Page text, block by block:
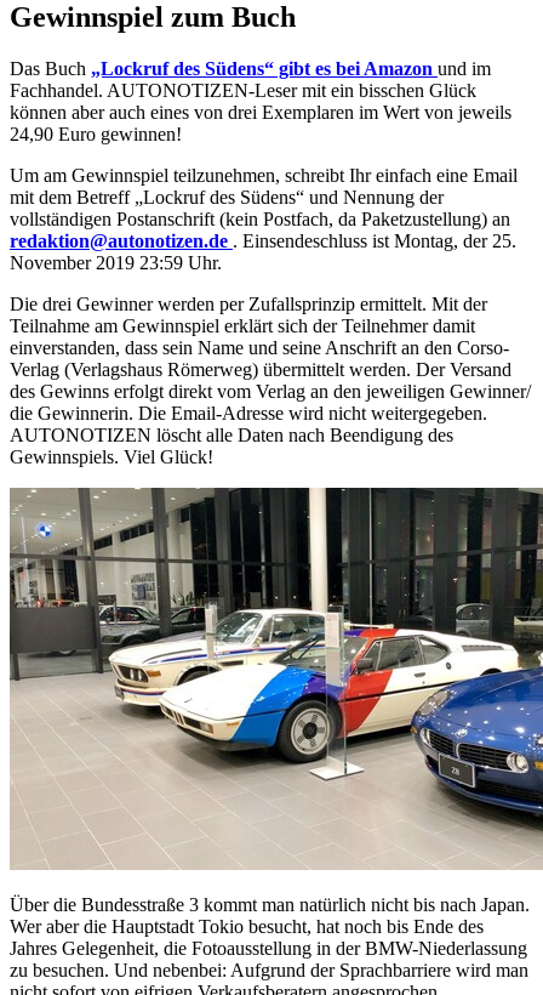
Gewinnspiel zum Buch
Das Buch „Lockruf des Südens“ gibt es bei Amazon und im
Fachhandel. AUTONOTIZEN-Leser mit ein bisschen Glück
können aber auch eines von drei Exemplaren im Wert von jeweils
24,90 Euro gewinnen!
Um am Gewinnspiel teilzunehmen, schreibt Ihr einfach eine Email
mit dem Betreff „Lockruf des Südens“ und Nennung der
vollständigen Postanschrift (kein Postfach, da Paketzustellung) an
redaktion@autonotizen.de . Einsendeschluss ist Montag, der 25.
November 2019 23:59 Uhr.
Die drei Gewinner werden per Zufallsprinzip ermittelt. Mit der
Teilnahme am Gewinnspiel erklärt sich der Teilnehmer damit
einverstanden, dass sein Name und seine Anschrift an den Corso-
Verlag (Verlagshaus Römerweg) übermittelt werden. Der Versand
des Gewinns erfolgt direkt vom Verlag an den jeweiligen Gewinner/
die Gewinnerin. Die Email-Adresse wird nicht weitergegeben.
AUTONOTIZEN löscht alle Daten nach Beendigung des
Gewinnspiels. Viel Glück!
Über die Bundesstraße 3 kommt man natürlich nicht bis nach Japan.
Wer aber die Hauptstadt Tokio besucht, hat noch bis Ende des
Jahres Gelegenheit, die Fotoausstellung in der BMW-Niederlassung
zu besuchen. Und nebenbei: Aufgrund der Sprachbarriere wird man